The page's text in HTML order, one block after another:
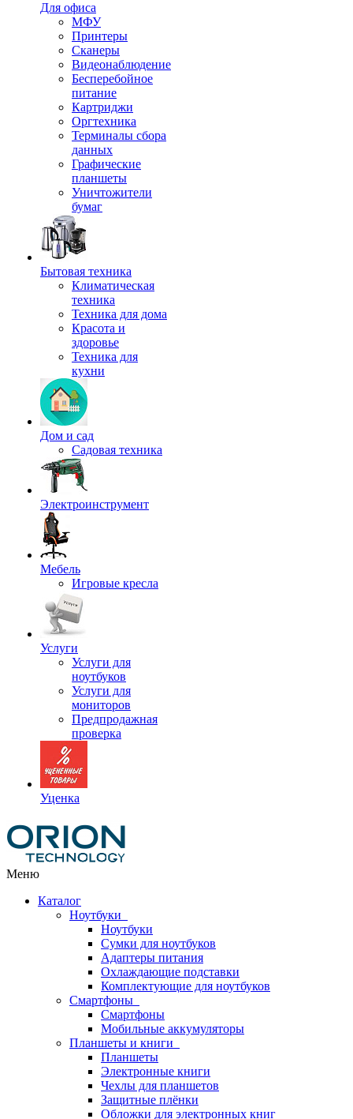
Для офиса
МФУ
Принтеры
Сканеры
Видеонаблюдение
Бесперебойное
питание
Картриджи
Оргтехника
Терминалы сбора
данных
Графические
планшеты
Уничтожители
бумаг
Бытовая техника
Климатическая
техника
Техника для дома
Красота и
здоровье
Техника для
кухни
Дом и сад
Садовая техника
Электроинструмент
Мебель
Игровые кресла
Услуги
Услуги для
ноутбуков
Услуги для
мониторов
Предпродажная
проверка
Уценка
Меню
Каталог
Ноутбуки
Ноутбуки
Сумки для ноутбуков
Адаптеры питания
Охлаждающие подставки
Комплектующие для ноутбуков
Смартфоны
Смартфоны
Мобильные аккумуляторы
Планшеты и книги
Планшеты
Электронные книги
Чехлы для планшетов
Защитные плёнки
Обложки для электронных книг